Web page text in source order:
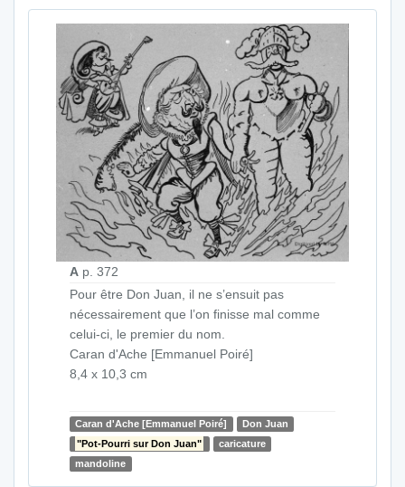
A p. 372
Pour être Don Juan, il ne s’ensuit pas
nécessairement que l’on finisse mal comme
celui-ci, le premier du nom.
Caran d'Ache [Emmanuel Poiré]
8,4 x 10,3 cm
Caran d'Ache [Emmanuel Poiré]
Don Juan
"Pot-Pourri sur Don Juan"
caricature
mandoline